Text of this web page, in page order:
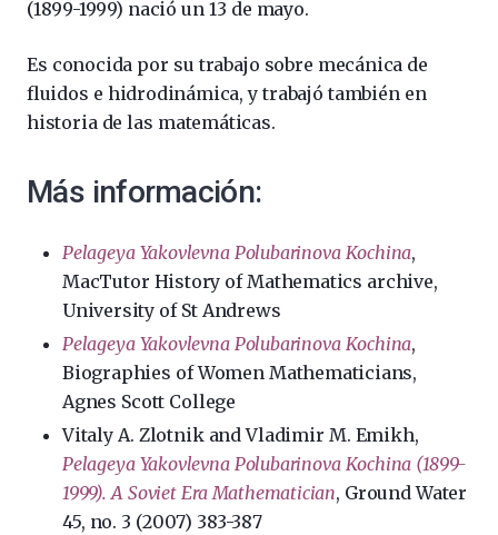
(1899-1999) nació un 13 de mayo.
Es conocida por su trabajo sobre mecánica de
fluidos e hidrodinámica, y trabajó también en
historia de las matemáticas.
Más información:
Pelageya Yakovlevna Polubarinova Kochina,
MacTutor History of Mathematics archive,
University of St Andrews
Pelageya Yakovlevna Polubarinova Kochina,
Biographies of Women Mathematicians,
Agnes Scott College
Vitaly A. Zlotnik and Vladimir M. Emikh,
Pelageya Yakovlevna Polubarinova Kochina (1899-
1999). A Soviet Era Mathematician, Ground Water
45, no. 3 (2007) 383-387